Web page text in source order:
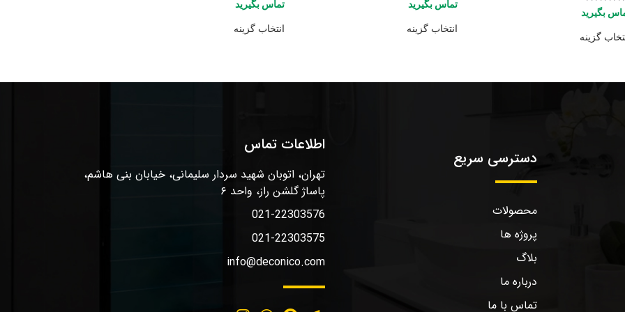
بگیرید
گزینه
تماس بگیرید
انتخاب گزینه
تماس بگیرید
انتخاب گزینه
دسترسی سریع
محصولات
پروژه ها
بلاگ
درباره ما
تماس با ما
اطلاعات تماس
تهران، اتوبان شهید سردار سلیمانی، خیابان بنی هاشم،
پاساژ گلشن راز، واحد ۶
021-22303576
021-22303575
info@deconico.com